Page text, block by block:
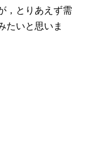
，とりあえず需
たいと思いま